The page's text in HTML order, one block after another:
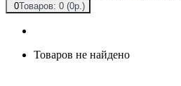
0Товаров: 0 (0р.)
Товаров не найдено